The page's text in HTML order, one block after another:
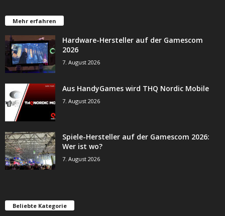
Mehr erfahren
Hardware-Hersteller auf der Gamescom
2026
7. August 2026
Aus HandyGames wird THQ Nordic Mobile
7. August 2026
Spiele-Hersteller auf der Gamescom 2026:
Wer ist wo?
7. August 2026
Beliebte Kategorie